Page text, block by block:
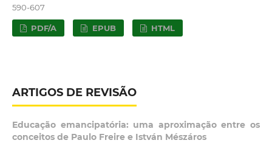
590-607
PDF/A EPUB HTML
ARTIGOS DE REVISÃO
Educação emancipatória: uma aproximação entre os
conceitos de Paulo Freire e István Mészáros